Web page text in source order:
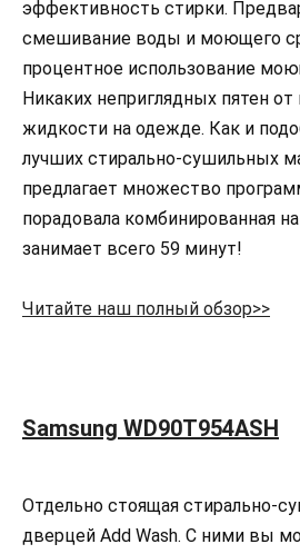
эффективность стирки.
смешивание воды и моющего
процентное использование
Никаких неприглядных пятен
жидкости на одежде. Как и
лучших стирально-сушильных
предлагает множество
порадовала комбинированная
занимает всего 59 минут!
Читайте наш полный обзор>>
Samsung WD90T954ASH
Отдельно стоящая стирально-
дверцей Add Wash. С ними вы